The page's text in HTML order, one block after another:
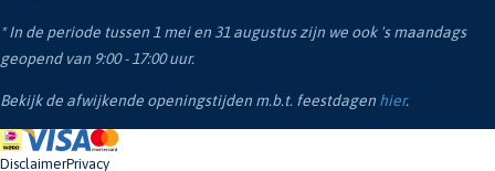
* In de periode tussen 1 mei en 31 augustus zijn we ook 's maandags
geopend van 9:00 - 17:00 uur.
Bekijk de afwijkende openingstijden m.b.t. feestdagen hier.
DisclaimerPrivacy